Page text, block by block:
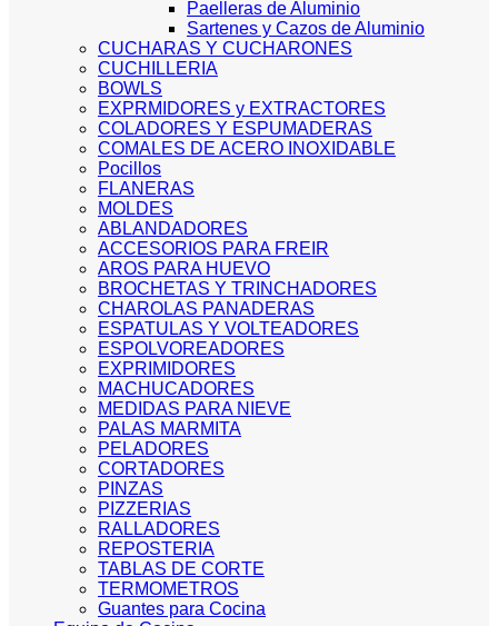
Paelleras de Aluminio
Sartenes y Cazos de Aluminio
CUCHARAS Y CUCHARONES
CUCHILLERIA
BOWLS
EXPRMIDORES y EXTRACTORES
COLADORES Y ESPUMADERAS
COMALES DE ACERO INOXIDABLE
Pocillos
FLANERAS
MOLDES
ABLANDADORES
ACCESORIOS PARA FREIR
AROS PARA HUEVO
BROCHETAS Y TRINCHADORES
CHAROLAS PANADERAS
ESPATULAS Y VOLTEADORES
ESPOLVOREADORES
EXPRIMIDORES
MACHUCADORES
MEDIDAS PARA NIEVE
PALAS MARMITA
PELADORES
CORTADORES
PINZAS
PIZZERIAS
RALLADORES
REPOSTERIA
TABLAS DE CORTE
TERMOMETROS
Guantes para Cocina